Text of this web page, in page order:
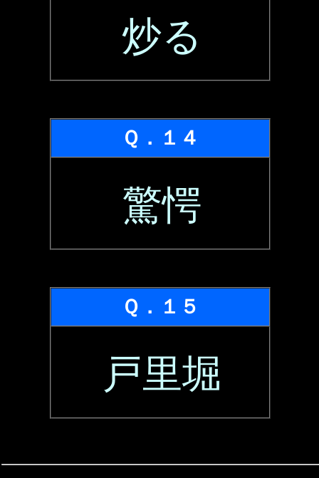
炒る
Ｑ．１４
驚愕
Ｑ．１５
戸里堀